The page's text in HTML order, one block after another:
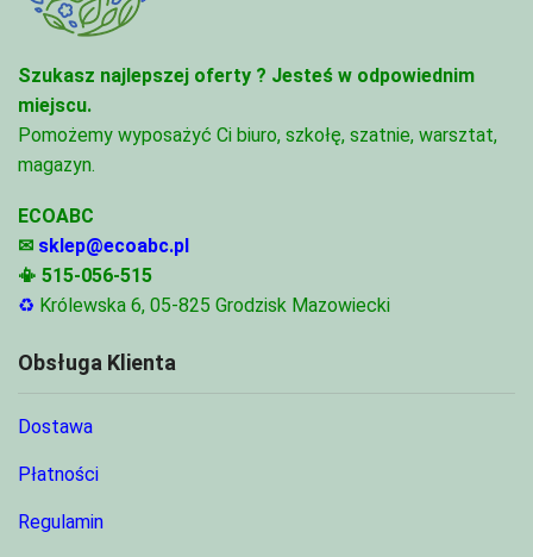
Szukasz najlepszej oferty ? Jesteś w odpowiednim
miejscu.
Pomożemy wyposażyć Ci biuro, szkołę, szatnie, warsztat,
magazyn.
ECOABC
✉ sklep@ecoabc.pl
📳 515-056-515
♻ Królewska 6, 05-825 Grodzisk Mazowiecki
Obsługa Klienta
Dostawa
Płatności
Regulamin